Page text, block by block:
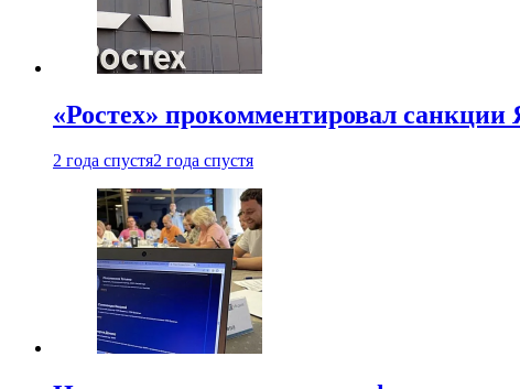
«Ростех» прокомментировал санкции
2 года спустя2 года спустя